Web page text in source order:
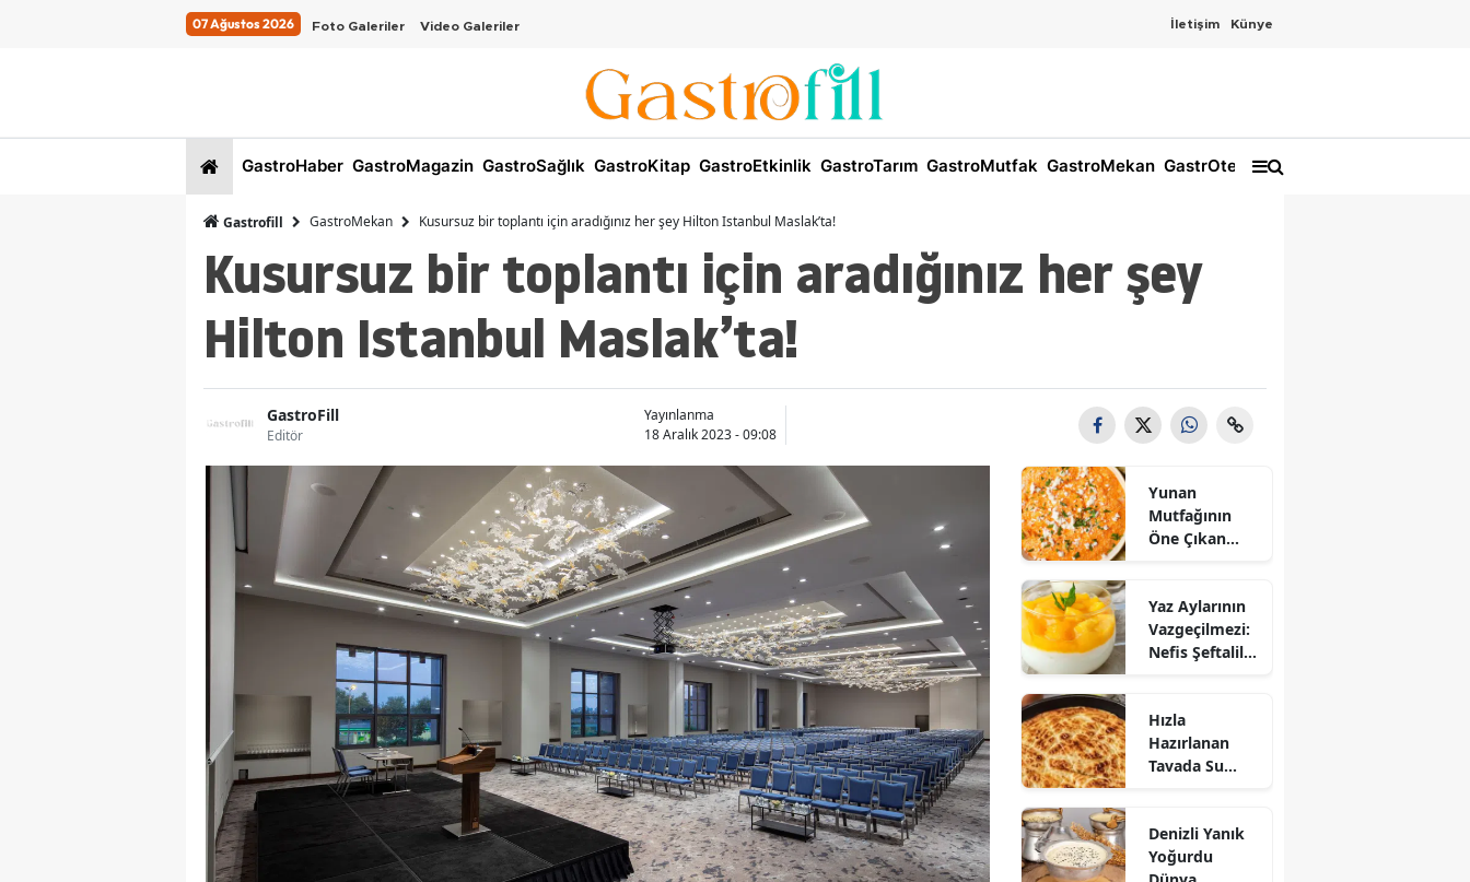
07 Ağustos 2026 Foto Galeriler Video Galeriler İletişim Künye
GastroHaber GastroMagazin GastroSağlık GastroKitap GastroEtkinlik GastroTarım GastroMutfak GastroMekan GastrOtel
Gastrofill GastroMekan Kusursuz bir toplantı için aradığınız her şey Hilton Istanbul Maslak’ta!
Kusursuz bir toplantı için aradığınız her şey
Hilton Istanbul Maslak’ta!
GastroFill
Editör
Yayınlanma
18 Aralık 2023 - 09:08
Yunan
Mutfağının
Öne Çıkan
Nasıl Yapılır?
Yaz Aylarının
Vazgeçilmezi:
Nefis Şeftalili
Hızla
Hazırlanan
Tavada Su
Sofralarınıza
Lezzet Katın!
Denizli Yanık
Yoğurdu